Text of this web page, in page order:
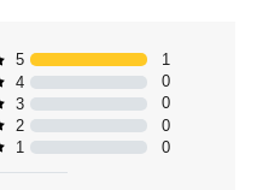
5
1
4
0
3
0
2
0
1
0